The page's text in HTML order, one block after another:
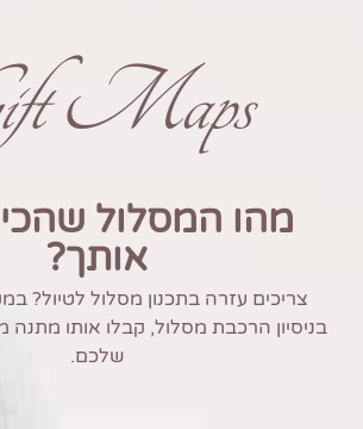
Maps
מהו המסלול שהכי
אותך?
צריכים עזרה בתכנון מסלול לטיול?
בניסיון הרכבת מסלול, קבלו אותו מתנה
שלכם.